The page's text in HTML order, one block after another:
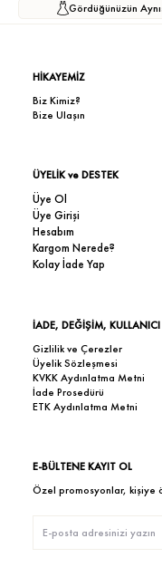
Gördüğünüzün
HİKAYEMİZ
Biz Kimiz?
Bize Ulaşın
ÜYELİK ve DESTEK
Üye Ol
Üye Girişi
Hesabım
Kargom Nerede?
Kolay İade Yap
İADE, DEĞİŞİM,
Gizlilik ve Çerezler
Üyelik Sözleşmesi
KVKK Aydınlatma Metni
İade Prosedürü
ETK Aydınlatma Metni
E-BÜLTENE KAYIT OL
Özel promosyonlar, kişiye